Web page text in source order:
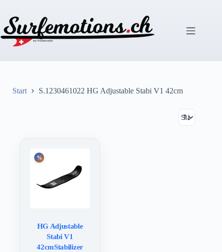
springen
Start S.1230461022 HG Adjustable Stabi V1 42cm
HG Adjustable
Stabi V1
42cmStabilizer